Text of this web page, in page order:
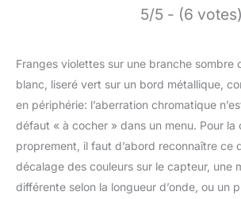
5/5 - (6 votes)
Franges violettes sur une branche sombre
blanc, liseré vert sur un bord métallique,
en périphérie: l’aberration chromatique
défaut « à cocher » dans un menu. Pour la
proprement, il faut d’abord reconnaître ce
décalage des couleurs sur le capteur, une
différente selon la longueur d’onde, ou un